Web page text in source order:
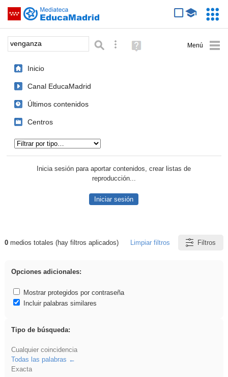
Saltar navegación
Palabra o frase: Búsqueda avanzada
Ayuda
(en
Inicio
Canal EducaMadrid
Últimos contenidos
Centros
Inicia sesión para aportar contenidos, crear listas de
reproducción...
Iniciar sesión
Resultados de: venganza
0medios totales (hay filtros aplicados) Limpiar filtros Filtros
Opciones adicionales:
Mostrar protegidos por contraseña
Incluir palabras similares
Tipo de búsqueda:
Cualquier coincidencia
Todas las palabras
Exacta